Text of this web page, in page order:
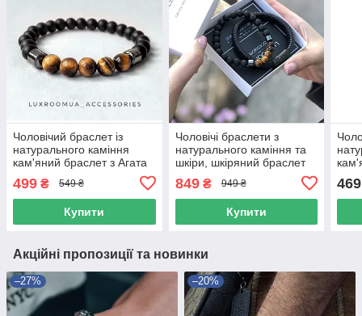
Чоловічий браслет із
натурального каміння
кам'яний браслет з Агата
499 ₴ 549 ₴
Купити
Чоловічі браслети з
натурального каміння та
шкіри, шкіряний браслет
комплект
849₴ 949 ₴
Купити
469
Акційні пропозиції та новинки
–27% –20%